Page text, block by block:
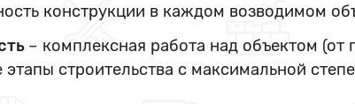
конструкции в каждом возводимом
– комплексная работа над объектом (от
строительства с максимальной